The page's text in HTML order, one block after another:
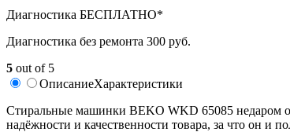
Диагностика БЕСПЛАТНО*
Диагностика без ремонта 300 руб.
5 out of 5
ОписаниеХарактеристики
Стиральные машинки BEKO WKD 65085 недаром
надёжности и качественности товара, за что он и